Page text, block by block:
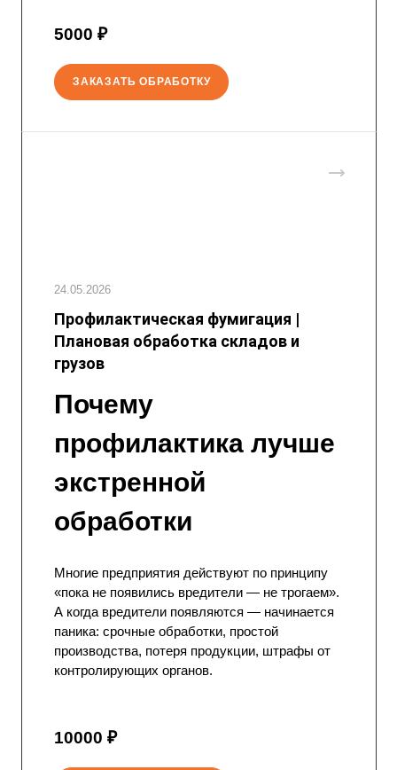
5000 ₽
ЗАКАЗАТЬ ОБРАБОТКУ
24.05.2026
Профилактическая фумигация |
Плановая обработка складов и
грузов
Почему
профилактика лучше
экстренной
обработки
Многие предприятия действуют по принципу
«пока не появились вредители — не трогаем».
А когда вредители появляются — начинается
паника: срочные обработки, простой
производства, потеря продукции, штрафы от
контролирующих органов.
10000 ₽